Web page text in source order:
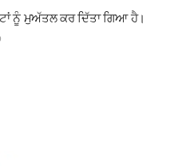
ਨੂੰ ਮੁਅੱਤਲ ਕਰ ਦਿੱਤਾ ਗਿਆ ਹੈ।